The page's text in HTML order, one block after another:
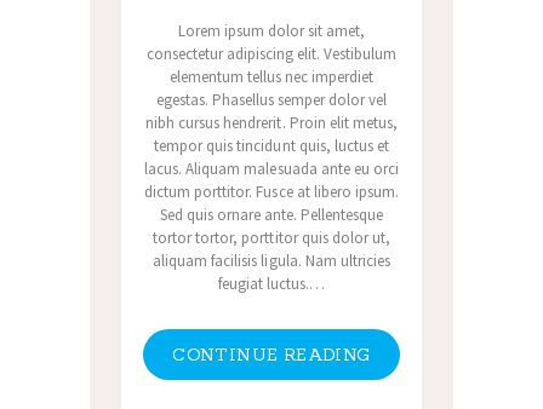
Lorem ipsum dolor sit amet,
consectetur adipiscing elit. Vestibulum
elementum tellus nec imperdiet
egestas. Phasellus semper dolor vel
nibh cursus hendrerit. Proin elit metus,
tempor quis tincidunt quis, luctus et
lacus. Aliquam malesuada ante eu orci
dictum porttitor. Fusce at libero ipsum.
Sed quis ornare ante. Pellentesque
tortor tortor, porttitor quis dolor ut,
aliquam facilisis ligula. Nam ultricies
feugiat luctus.…
CONTINUE READING